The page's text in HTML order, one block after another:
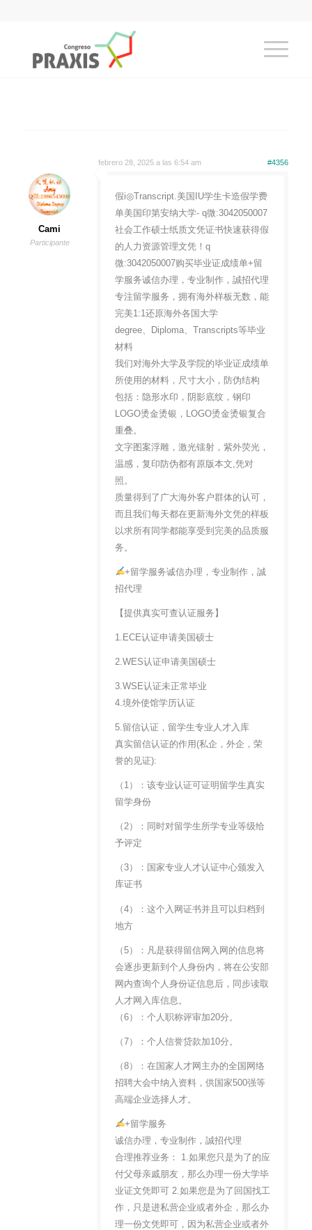
febrero 28, 2025 a las 6:54 am #4356
Cami
Participante
假i◎Transcript.美国IU学生卡造假学费
单美国印第安纳大学- q微:3042050007
社会工作硕士纸质文凭证书快速获得假
的人力资源管理文凭！q
微:3042050007购买毕业证成绩单+留
学服务诚信办理，专业制作，誠招代理
专注留学服务，拥有海外样板无数，能
完美1:1还原海外各国大学
degree、Diploma、Transcripts等毕业
材料
我们对海外大学及学院的毕业证成绩单
所使用的材料，尺寸大小，防伪结构
包括：隐形水印，阴影底纹，钢印
LOGO烫金烫银，LOGO烫金烫银复合
重叠。
文字图案浮雕，激光镭射，紫外荧光，
温感，复印防伪都有原版本文,凭对
照。
质量得到了广大海外客户群体的认可，
而且我们每天都在更新海外文凭的样板
以求所有同学都能享受到完美的品质服
务。
+留学服务诚信办理，专业制作，誠
招代理
【提供真实可查认证服务】
1.ECE认证申请美国硕士
2.WES认证申请美国硕士
3.WSE认证未正常毕业
4.境外使馆学历认证
5.留信认证，留学生专业人才入库
真实留信认证的作用(私企，外企，荣
誉的见证):
（1）：该专业认证可证明留学生真实
留学身份
（2）：同时对留学生所学专业等级给
予评定
（3）：国家专业人才认证中心颁发入
库证书
（4）：这个入网证书并且可以归档到
地方
（5）：凡是获得留信网入网的信息将
会逐步更新到个人身份内，将在公安部
网内查询个人身份证信息后，同步读取
人才网入库信息。
（6）：个人职称评审加20分。
（7）：个人信誉贷款加10分。
（8）：在国家人才网主办的全国网络
招聘大会中纳入资料，供国家500强等
高端企业选择人才。
+留学服务
诚信办理，专业制作，誠招代理
合理推荐业务： 1.如果您只是为了的应
付父母亲戚朋友，那么办理一份大学毕
业证文凭即可 2.如果您是为了回国找工
作，只是进私营企业或者外企，那么办
理一份文凭即可，因为私营企业或者外